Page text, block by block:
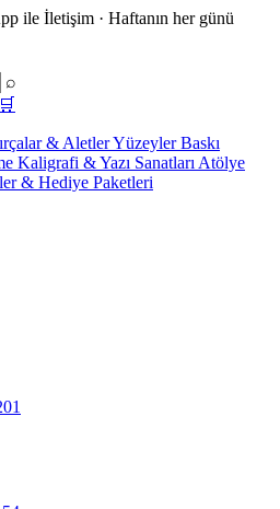
ile İletişim · Haftanın her günü
⌕
🛒
& AletlerYüzeylerBaskı
Kaligrafi & Yazı Sanatları Atölye
& Hediye Paketleri